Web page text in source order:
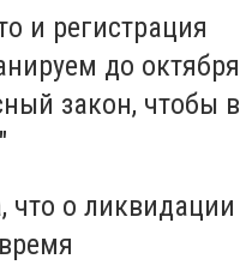
и регистрация
до октября
закон, чтобы в
что о ликвидации